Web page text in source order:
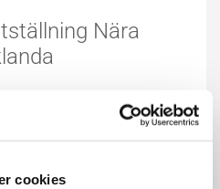
cookies
Nära
Marknadsledande
expertis och rådgivning
utbud av tapeter med